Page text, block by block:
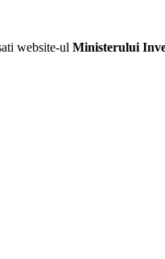
website-ul Ministerului